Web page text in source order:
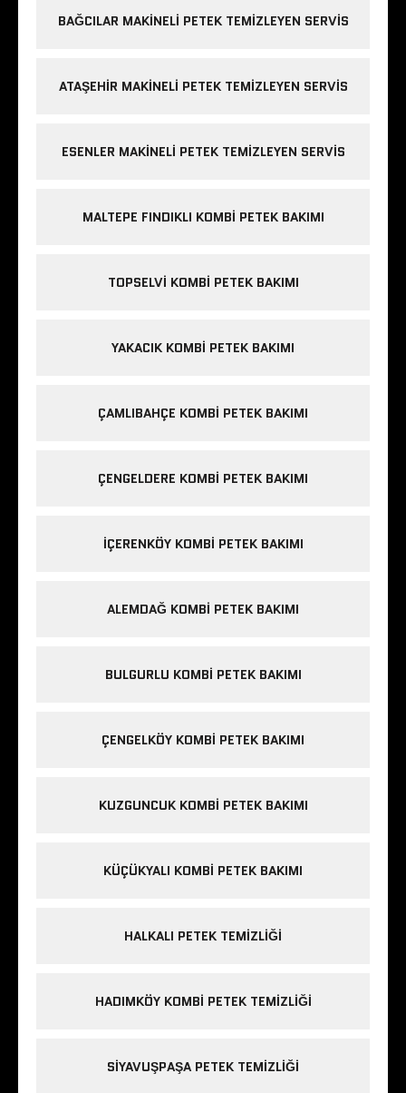
BAĞCILAR MAKINELI PETEK TEMIZLEYEN SERVIS
ATAŞEHIR MAKINELI PETEK TEMIZLEYEN SERVIS
ESENLER MAKINELI PETEK TEMIZLEYEN SERVIS
MALTEPE FINDIKLI KOMBI PETEK BAKIMI
TOPSELVI KOMBI PETEK BAKIMI
YAKACIK KOMBI PETEK BAKIMI
ÇAMLIBAHÇE KOMBI PETEK BAKIMI
ÇENGELDERE KOMBI PETEK BAKIMI
IÇERENKÖY KOMBI PETEK BAKIMI
ALEMDAĞ KOMBI PETEK BAKIMI
BULGURLU KOMBI PETEK BAKIMI
ÇENGELKÖY KOMBI PETEK BAKIMI
KUZGUNCUK KOMBI PETEK BAKIMI
KÜÇÜKYALI KOMBI PETEK BAKIMI
HALKALI PETEK TEMIZLIĞI
HADIMKÖY KOMBI PETEK TEMIZLIĞI
SIYAVUŞPAŞA PETEK TEMIZLIĞI